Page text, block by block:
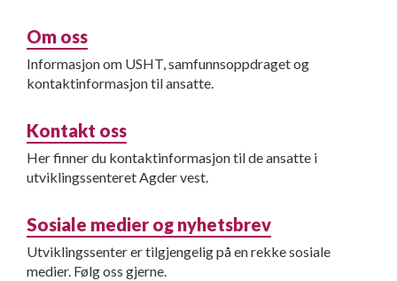
Om oss
Informasjon om USHT, samfunnsoppdraget og
kontaktinformasjon til ansatte.
Kontakt oss
Her finner du kontaktinformasjon til de ansatte i
utviklingssenteret Agder vest.
Sosiale medier og nyhetsbrev
Utviklingssenter er tilgjengelig på en rekke sosiale
medier. Følg oss gjerne.